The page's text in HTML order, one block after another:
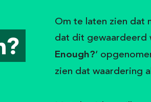
?
Om te laten zien dat
dat dit gewaardeerd
Enough?‘
zien dat waardering